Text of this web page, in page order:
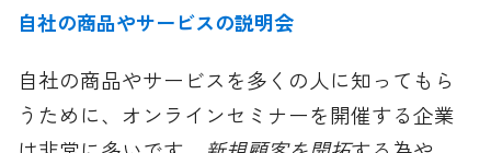
自社の商品やサービスの説明会
自社の商品やサービスを多くの人に知ってもら
うために、オンラインセミナーを開催する企業